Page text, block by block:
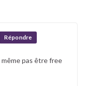
Répondre
pas être free